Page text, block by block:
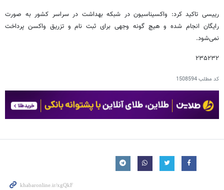
رییسی تاکید کرد: واکسیناسیون در شبکه بهداشت در سراسر کشور به صورت
رایگان انجام شده و هیچ گونه وجهی برای ثبت نام و تزریق واکسن پرداخت
نمی‌شود.
۲۳۵۲۳۲
کد مطلب1508594